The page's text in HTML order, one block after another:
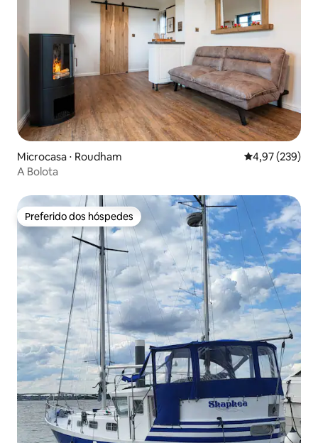
Microcasa ⋅ Roudham 4,97 de uma
4,97 (239)
A Bolota
Preferido dos hóspedes
Preferido dos hóspedes